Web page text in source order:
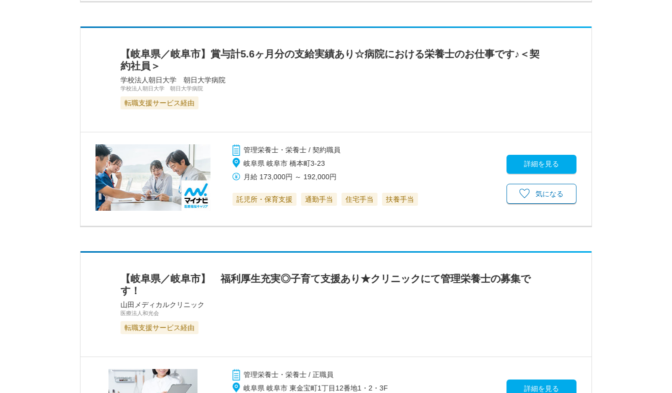
【岐阜県／岐阜市】賞与計5.6ヶ月分の支給実績あり☆病院における栄養士のお仕事です♪＜契
約社員＞
学校法人朝日大学 朝日大学病院
学校法人朝日大学 朝日大学病院
転職支援サービス経由
管理栄養士・栄養士 / 契約職員
岐阜県 岐阜市 橋本町3-23
月給 173,000円 ～ 192,000円
託児所・保育支援 通勤手当 住宅手当 扶養手当
詳細を見る
気になる
【岐阜県／岐阜市】 福利厚生充実◎子育て支援あり★クリニックにて管理栄養士の募集で
す！
山田メディカルクリニック
医療法人和光会
転職支援サービス経由
管理栄養士・栄養士 / 正職員
岐阜県 岐阜市 東金宝町1丁目12番地1・2・3F
詳細を見る